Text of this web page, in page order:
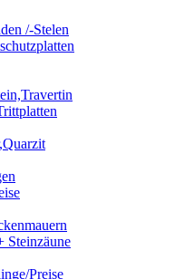
/-Stelen
Steinzäune
Preise